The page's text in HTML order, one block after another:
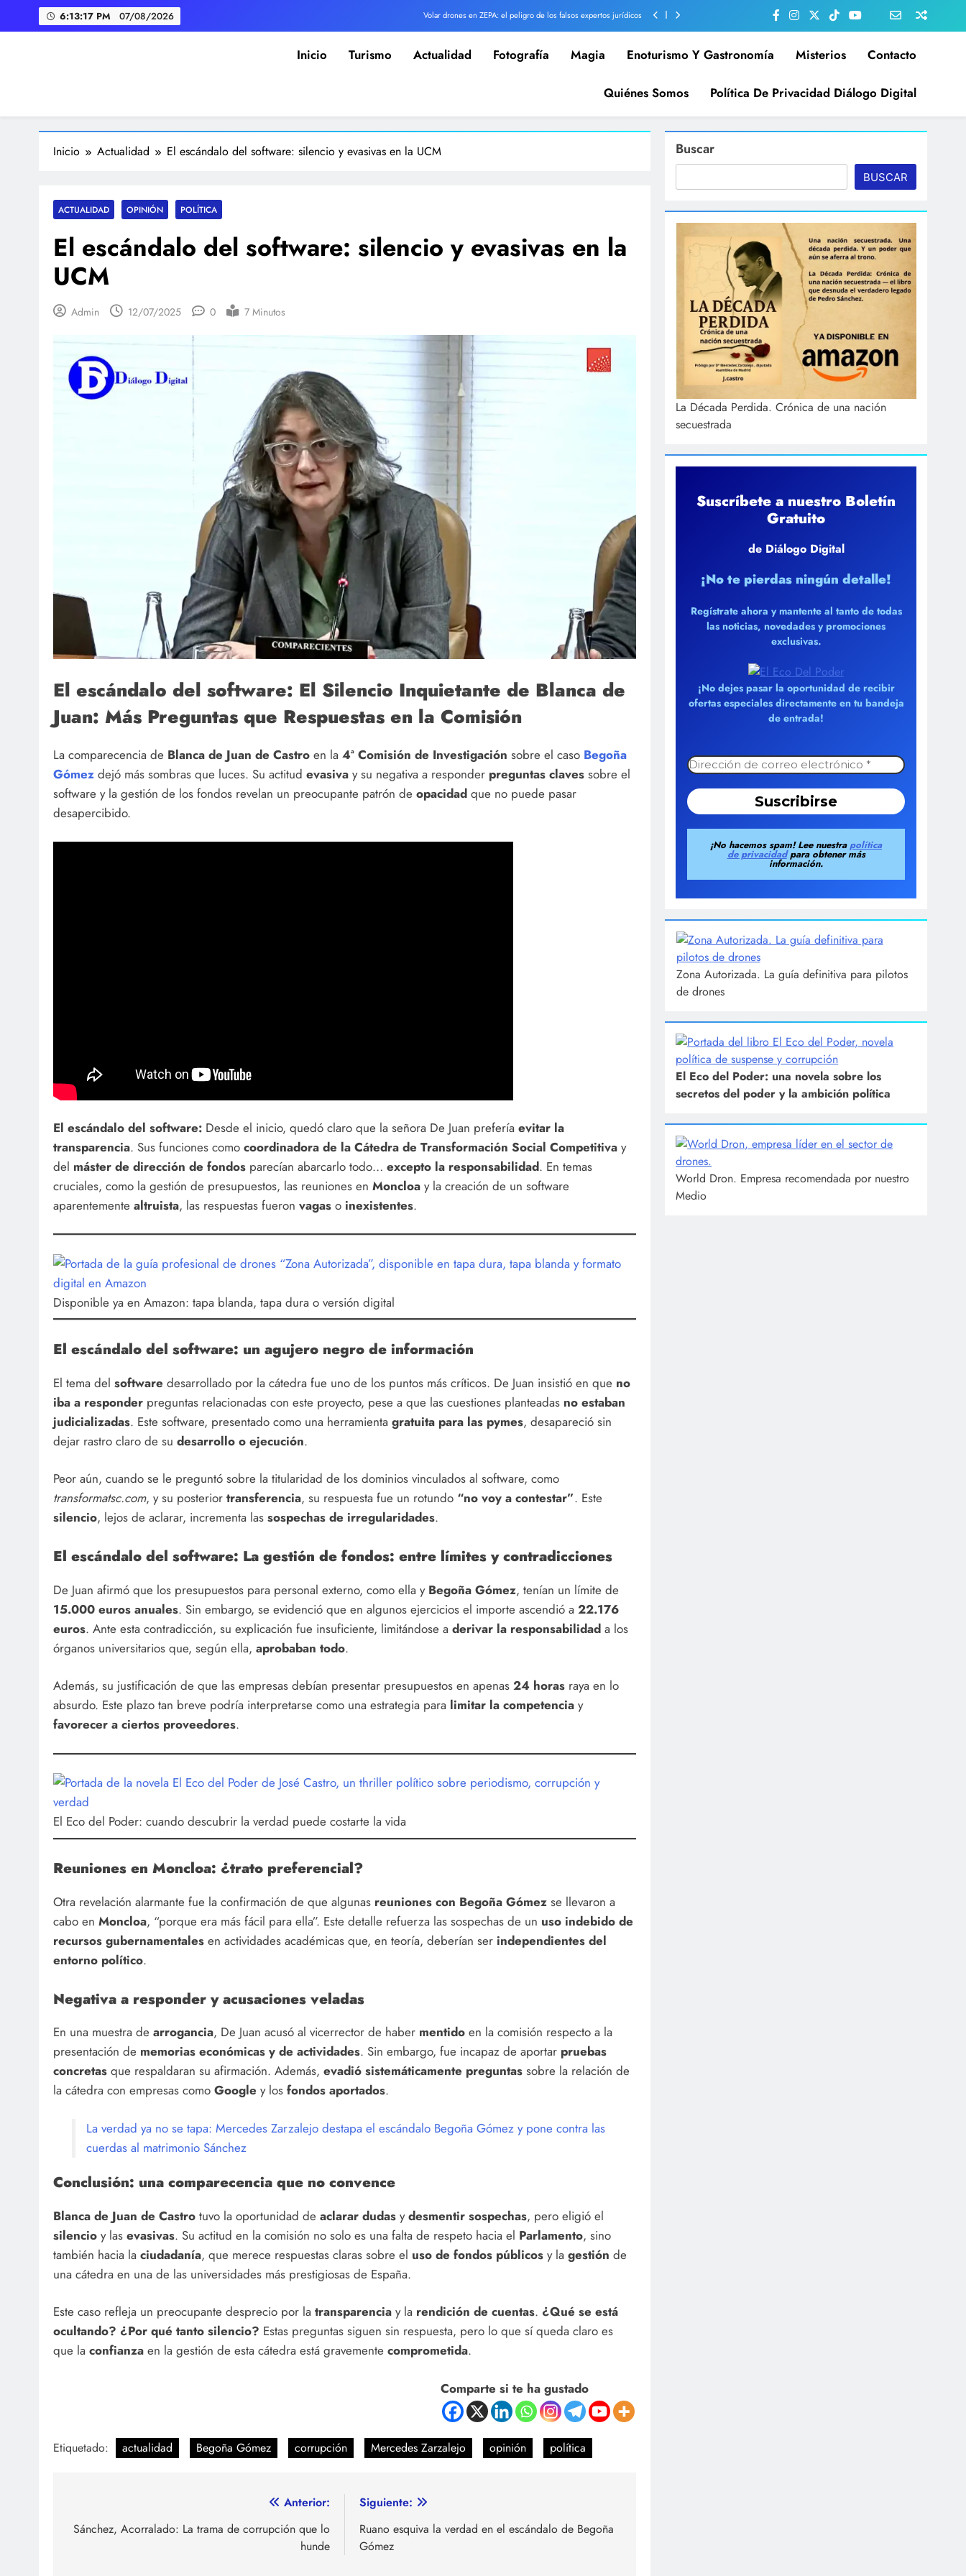
6:13:18 PM 07/08/2026 Volar drones en ZEPA: el peligro de los falsos expertos jurídicos
Volar drones en ZEPA: el peligro de los falsos expertos jurídicos
Inicio Turismo Actualidad Fotografía Magia Enoturismo Y Gastronomía Misterios Contacto
Quiénes Somos Política De Privacidad Diálogo Digital
Inicio Actualidad El escándalo del software: silencio y evasivas en la UCM
ACTUALIDAD OPINIÓN POLÍTICA
El escándalo del software: silencio y evasivas en la
UCM
Admin 12/07/2025 0 7 Minutos
El escándalo del software: El Silencio Inquietante de Blanca de
Juan: Más Preguntas que Respuestas en la Comisión
La comparecencia de Blanca de Juan de Castro en la 4ª Comisión de Investigación sobre el caso Begoña
Gómez dejó más sombras que luces. Su actitud evasiva y su negativa a responder preguntas claves sobre el
software y la gestión de los fondos revelan un preocupante patrón de opacidad que no puede pasar
desapercibido.
El escándalo del software: Desde el inicio, quedó claro que la señora De Juan prefería evitar la
transparencia. Sus funciones como coordinadora de la Cátedra de Transformación Social Competitiva y
del máster de dirección de fondos parecían abarcarlo todo… excepto la responsabilidad. En temas
cruciales, como la gestión de presupuestos, las reuniones en Moncloa y la creación de un software
aparentemente altruista, las respuestas fueron vagas o inexistentes.
Disponible ya en Amazon: tapa blanda, tapa dura o versión digital
El escándalo del software: un agujero negro de información
El tema del software desarrollado por la cátedra fue uno de los puntos más críticos. De Juan insistió en que no
iba a responder preguntas relacionadas con este proyecto, pese a que las cuestiones planteadas no estaban
judicializadas. Este software, presentado como una herramienta gratuita para las pymes, desapareció sin
dejar rastro claro de su desarrollo o ejecución.
Peor aún, cuando se le preguntó sobre la titularidad de los dominios vinculados al software, como
transformatsc.com, y su posterior transferencia, su respuesta fue un rotundo “no voy a contestar”. Este
silencio, lejos de aclarar, incrementa las sospechas de irregularidades.
El escándalo del software: La gestión de fondos: entre límites y contradicciones
De Juan afirmó que los presupuestos para personal externo, como ella y Begoña Gómez, tenían un límite de
15.000 euros anuales. Sin embargo, se evidenció que en algunos ejercicios el importe ascendió a 22.176
euros. Ante esta contradicción, su explicación fue insuficiente, limitándose a derivar la responsabilidad a los
órganos universitarios que, según ella, aprobaban todo.
Además, su justificación de que las empresas debían presentar presupuestos en apenas 24 horas raya en lo
absurdo. Este plazo tan breve podría interpretarse como una estrategia para limitar la competencia y
favorecer a ciertos proveedores.
El Eco del Poder: cuando descubrir la verdad puede costarte la vida
Reuniones en Moncloa: ¿trato preferencial?
Otra revelación alarmante fue la confirmación de que algunas reuniones con Begoña Gómez se llevaron a
cabo en Moncloa, “porque era más fácil para ella”. Este detalle refuerza las sospechas de un uso indebido de
recursos gubernamentales en actividades académicas que, en teoría, deberían ser independientes del
entorno político.
Negativa a responder y acusaciones veladas
En una muestra de arrogancia, De Juan acusó al vicerrector de haber mentido en la comisión respecto a la
presentación de memorias económicas y de actividades. Sin embargo, fue incapaz de aportar pruebas
concretas que respaldaran su afirmación. Además, evadió sistemáticamente preguntas sobre la relación de
la cátedra con empresas como Google y los fondos aportados.
La verdad ya no se tapa: Mercedes Zarzalejo destapa el escándalo Begoña Gómez y pone contra las
cuerdas al matrimonio Sánchez
Conclusión: una comparecencia que no convence
Blanca de Juan de Castro tuvo la oportunidad de aclarar dudas ydesmentir sospechas, pero eligió el
silencio y las evasivas. Su actitud en la comisión no solo es una falta de respeto hacia el Parlamento, sino
también hacia la ciudadanía, que merece respuestas claras sobre el uso de fondos públicos y la gestión de
una cátedra en una de las universidades más prestigiosas de España.
Este caso refleja un preocupante desprecio por la transparencia y la rendición de cuentas. ¿Qué se está
ocultando? ¿Por qué tanto silencio? Estas preguntas siguen sin respuesta, pero lo que sí queda claro es
que la confianza en la gestión de esta cátedra está gravemente comprometida.
Comparte si te ha gustado
Etiquetado: actualidad Begoña Gómez corrupción Mercedes Zarzalejo opinión política
de
Anterior:
Sánchez, Acorralado: La trama de corrupción que lo
hunde
Siguiente:
Ruano esquiva la verdad en el escándalo de Begoña
Gómez
Buscar
BUSCAR
La Década Perdida. Crónica de una nación
secuestrada
Suscríbete a nuestro Boletín
Gratuito
de Diálogo Digital
¡No te pierdas ningún detalle!
Regístrate ahora y mantente al tanto de todas
las noticias, novedades y promociones
exclusivas.
¡No dejes pasar la oportunidad de recibir
ofertas especiales directamente en tu bandeja
de entrada!
¡No hacemos spam! Lee nuestra política
de privacidadpara obtener más
información.
Zona Autorizada. La guía definitiva para pilotos
de drones
El Eco del Poder: una novela sobre los
secretos del poder y la ambición política
World Dron. Empresa recomendada por nuestro
Medio